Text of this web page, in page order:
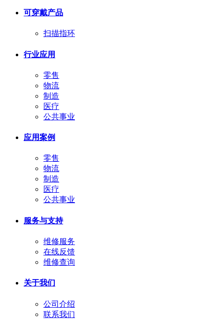
可穿戴产品
扫描指环
行业应用
零售
物流
制造
医疗
公共事业
应用案例
零售
物流
制造
医疗
公共事业
服务与支持
维修服务
在线反馈
维修查询
关于我们
公司介绍
联系我们